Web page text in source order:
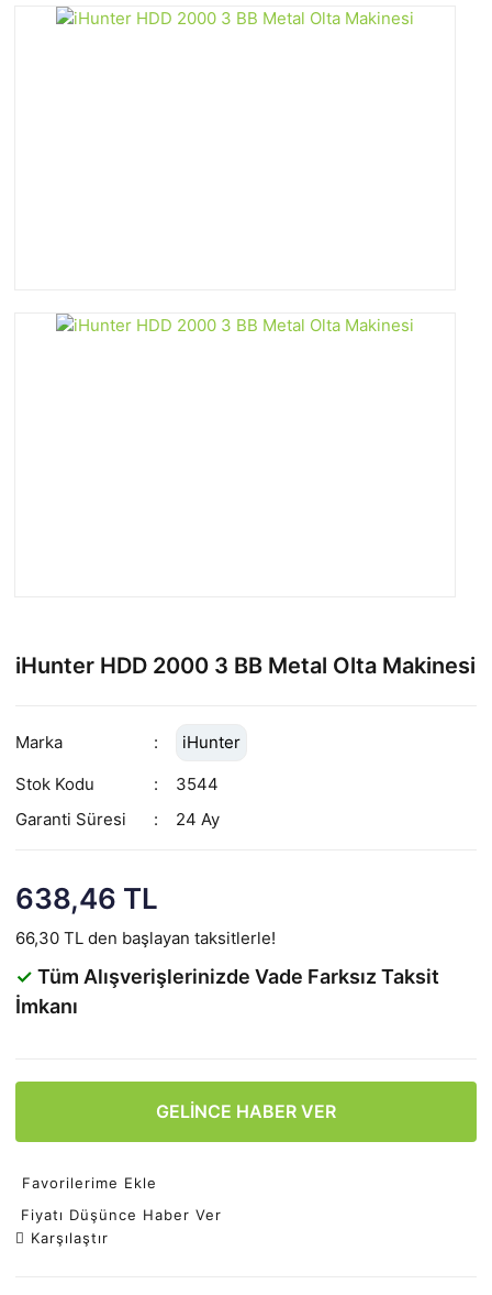
iHunter HDD 2000 3 BB Metal Olta Makinesi
Marka
iHunter
Stok Kodu
3544
Garanti Süresi
24 Ay
638,46 TL
66,30 TL den başlayan taksitlerle!
✓ Tüm Alışverişlerinizde Vade Farksız Taksit
İmkanı
GELİNCE HABER VER
Favorilerime Ekle
Fiyatı Düşünce Haber Ver
Karşılaştır